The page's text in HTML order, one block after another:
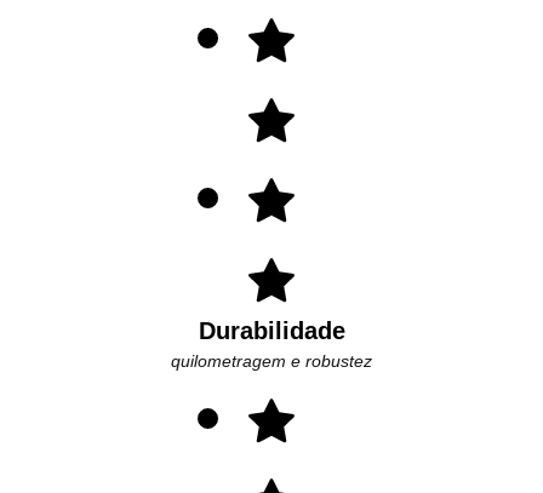
Durabilidade
quilometragem e robustez